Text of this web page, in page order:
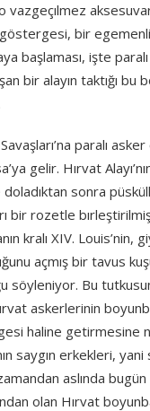
vazgeçılmez
bir
başlaması, işte
bir alayın taktığı bu
paralı
gelir. Hırvat
sonra
bir rozetle
kralı XIV. Louis’nin,
açmış bir tavus
söyleniyor. Bu
askerlerinin
haline getirmesine
saygın erkekleri,
aslında bugün
olan Hırvat